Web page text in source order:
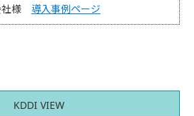
社様 導入事例ページ
KDDI VIEW